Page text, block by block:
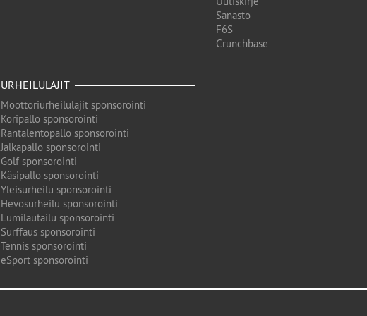
Sanasto
F6S
Crunchbase
URHEILULAJIT
Moottoriurheilulajit sponsorointi
Koripallo sponsorointi
Rantalentopallo sponsorointi
Jalkapallo sponsorointi
Golf sponsorointi
Käsipallo sponsorointi
Yleisurheilu sponsorointi
Hevosurheilu sponsorointi
Lumilautailu sponsorointi
Surffaus sponsorointi
Tennis sponsorointi
eSport sponsorointi